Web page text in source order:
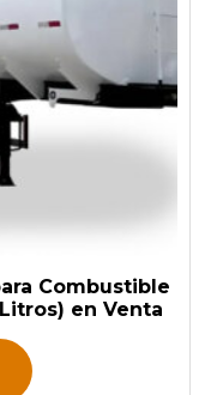
Combustible
en Venta